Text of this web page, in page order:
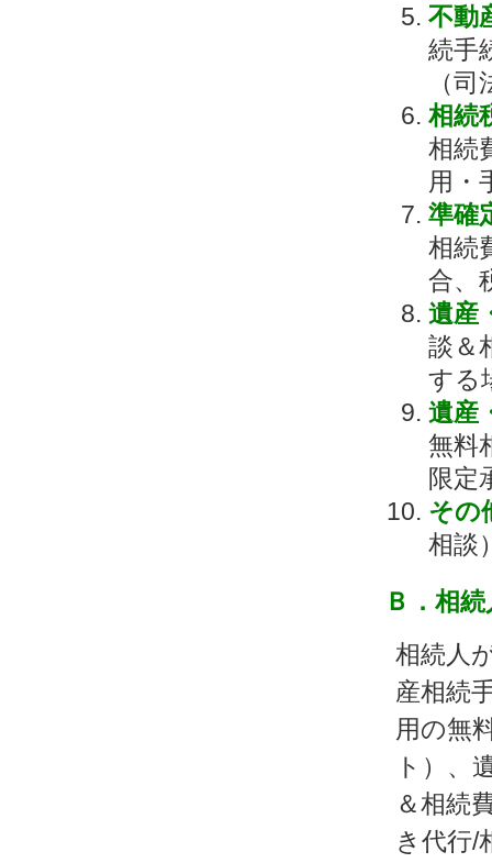
不動
続手
（
相続
相続
用・
準確
相続
合、
遺産
談＆
する
遺産
無料
限定
その
相談
Ｂ．相
相続人
産相続
用の無
ト）、
＆相続
き代行/